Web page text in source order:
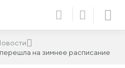
на зимнее расписание